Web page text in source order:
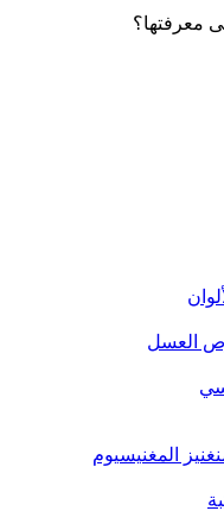
معرفتها؟
العسل
المغنيسيوم